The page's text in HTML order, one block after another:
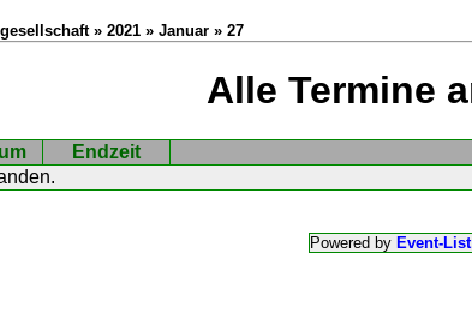
» 2021 » Januar » 27
Alle Termine
Endzeit
Powered by Event-